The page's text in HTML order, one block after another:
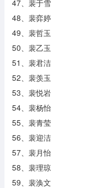
47、裴于雪
48、裴弈婷
49、裴哲玉
50、裴乙玉
51、裴君洁
52、裴羡玉
53、裴悦岩
54、裴杨怡
55、裴青莹
56、裴迎洁
57、裴月怡
58、裴理琼
59、裴涣文